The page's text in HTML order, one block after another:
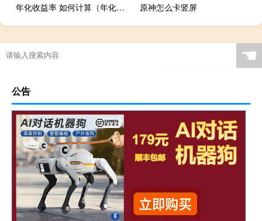
年化收益率 如何计算（年化收益率计算方法）
原神怎么卡竖屏
☚
公告